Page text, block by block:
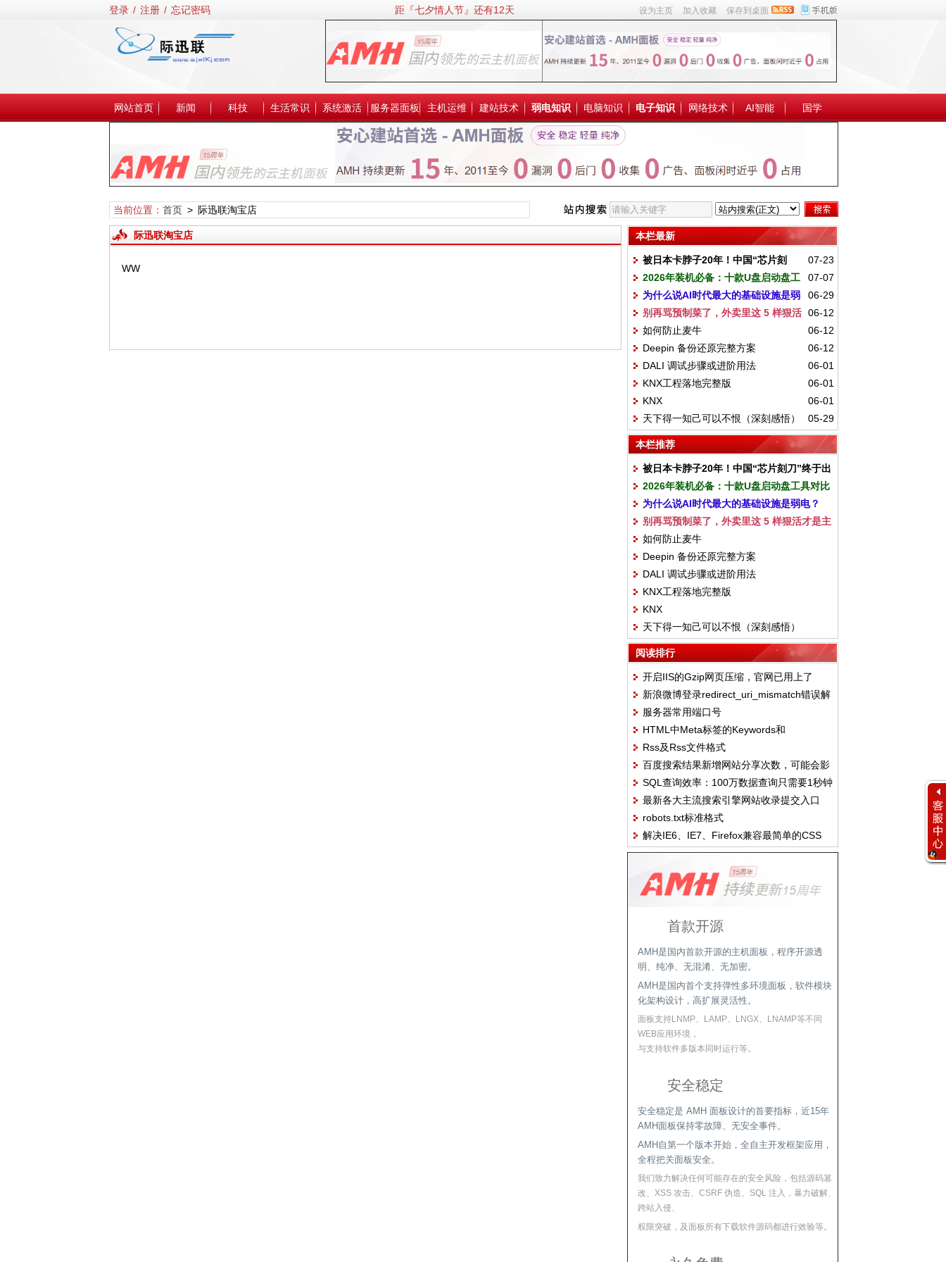
登录 / 注册 / 忘记密码 设为主页 加入收藏 保存到桌面
距『七夕情人节』还有12天
网站首页 新闻 科技 生活常识 系统激活 服务器面板 主机运维 建站技术 弱电知识 电脑知识 电子知识 网络技术 AI智能 国学
当前位置： 首页> 际迅联淘宝店
际迅联淘宝店
WW
本栏最新
07-23
被日本卡脖子20年！中国“芯片刻
刀”终于出鞘：保证28nm及以下先进制程07-07
2026年装机必备：十款U盘启动盘工
具对比
06-29
为什么说AI时代最大的基础设施是弱
电？
06-12
别再骂预制菜了，外卖里这 5 样狠活
才是主角
06-12
如何防止麦牛
06-12
Deepin 备份还原完整方案
06-01
DALI 调试步骤或进阶用法
06-01
KNX工程落地完整版
06-01
KNX
05-29
天下得一知己可以不恨（深刻感悟）
本栏推荐
被日本卡脖子20年！中国“芯片刻刀”终于出
鞘：保证28nm及以下先进制程
2026年装机必备：十款U盘启动盘工具对比
为什么说AI时代最大的基础设施是弱电？
别再骂预制菜了，外卖里这 5 样狠活才是主
角
如何防止麦牛
Deepin 备份还原完整方案
DALI 调试步骤或进阶用法
KNX工程落地完整版
KNX
天下得一知己可以不恨（深刻感悟）
阅读排行
开启IIS的Gzip网页压缩，官网已用上了
新浪微博登录redirect_uri_mismatch错误解
决方法
服务器常用端口号
HTML中Meta标签的Keywords和
Description独特见解
Rss及Rss文件格式
百度搜索结果新增网站分享次数，可能会影
响到百度权重
SQL查询效率：100万数据查询只需要1秒钟
最新各大主流搜索引擎网站收录提交入口
（2011.10.14）
robots.txt标准格式
解决IE6、IE7、Firefox兼容最简单的CSS
Hack
首款开源
AMH是国内首款开源的主机面板，程序开源透
明、纯净、无混淆、无加密。
AMH是国内首个支持弹性多环境面板，软件模块
化架构设计，高扩展灵活性。
面板支持LNMP、LAMP、LNGX、LNAMP等不同
WEB应用环境，
与支持软件多版本同时运行等。
安全稳定
安全稳定是 AMH 面板设计的首要指标，近15年
AMH面板保持零故障、无安全事件。
AMH自第一个版本开始，全自主开发框架应用，
全程把关面板安全。
我们致力解决任何可能存在的安全风险，包括源码篡
改、XSS 攻击、CSRF 伪造、SQL 注入，暴力破解、
跨站入侵、
权限突破，及面板所有下载软件源码都进行效验等。